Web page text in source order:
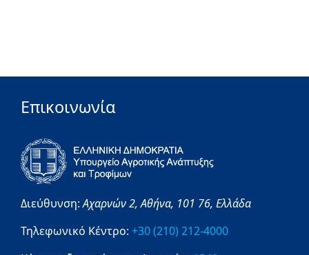
Επικοινωνία
Διεύθυνση:Αχαρνών 2,Αθήνα, 101 76, Ελλάδα
Τηλεφωνικό Κέντρο: +30 (210) 212-4000